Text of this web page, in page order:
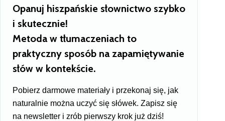
Opanuj hiszpańskie słownictwo szybko
i skutecznie!
Metoda w tłumaczeniach to
praktyczny sposób na zapamiętywanie
słów w kontekście.
Pobierz darmowe materiały i przekonaj się, jak
naturalnie można uczyć się słówek. Zapisz się
na newsletter i zrób pierwszy krok już dziś!